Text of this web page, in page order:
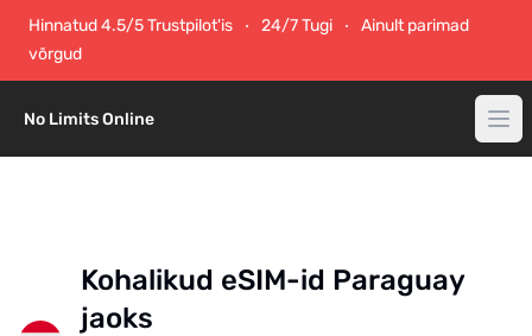
Hinnatud 4.5/5 Trustpilot'is 24/7 Tugi
Ainult parimad
võrgud
No Limits Online
Kohalikud eSIM-id Paraguay
jaoks